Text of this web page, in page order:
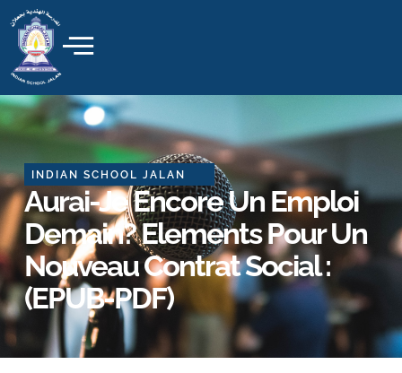
to
content
INDIAN SCHOOL JALAN
Aurai-Je Encore Un Emploi
Demain? Elements Pour Un
Nouveau Contrat Social :
(EPUB-PDF)